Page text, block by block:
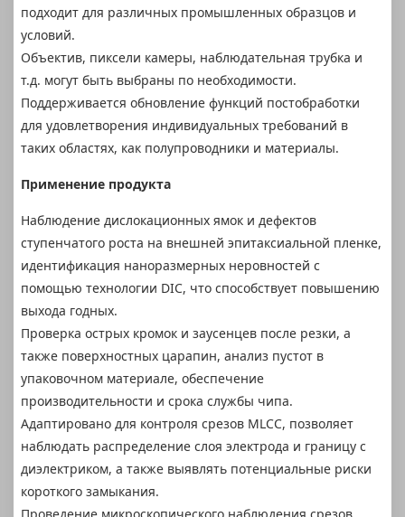
подходит для различных промышленных образцов и
условий.
Объектив, пиксели камеры, наблюдательная трубка и
т.д. могут быть выбраны по необходимости.
Поддерживается обновление функций постобработки
для удовлетворения индивидуальных требований в
таких областях, как полупроводники и материалы.
Применение продукта
Наблюдение дислокационных ямок и дефектов
ступенчатого роста на внешней эпитаксиальной пленке,
идентификация наноразмерных неровностей с
помощью технологии DIC, что способствует повышению
выхода годных.
Проверка острых кромок и заусенцев после резки, а
также поверхностных царапин, анализ пустот в
упаковочном материале, обеспечение
производительности и срока службы чипа.
Адаптировано для контроля срезов MLCC, позволяет
наблюдать распределение слоя электрода и границу с
диэлектриком, а также выявлять потенциальные риски
короткого замыкания.